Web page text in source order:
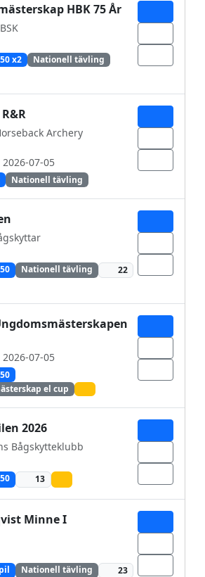
HBK 75 År
x2
Nationell tävling
Archery
2026-07-05
Nationell tävling
Nationell tävling 22
2026-07-05
el cup
2026
Bågskytteklubb
13
Minne I
Nationell tävling 23